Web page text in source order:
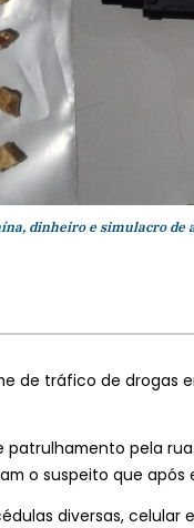
dinheiro e simulacro de
de tráfico de drogas
pela rua
o suspeito que
diversas, celular